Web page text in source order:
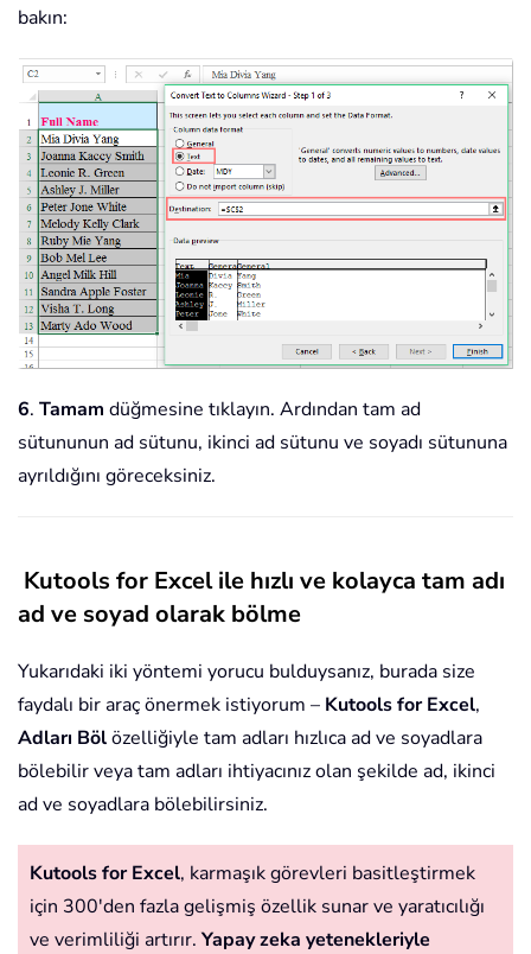
bakın:
6. Tamam düğmesine tıklayın. Ardından tam ad
sütununun ad sütunu, ikinci ad sütunu ve soyadı sütununa
ayrıldığını göreceksiniz.
Kutools for Excel ile hızlı ve kolayca tam adı
ad ve soyad olarak bölme
Yukarıdaki iki yöntemi yorucu bulduysanız, burada size
faydalı bir araç önermek istiyorum – Kutools for Excel,
Adları Bölözelliğiyle tam adları hızlıca ad ve soyadlara
bölebilir veya tam adları ihtiyacınız olan şekilde ad, ikinci
ad ve soyadlara bölebilirsiniz.
Kutools for Excel, karmaşık görevleri basitleştirmek
için 300'den fazla gelişmiş özellik sunar ve yaratıcılığı
ve verimliliği artırır. Yapay zeka yetenekleriyle